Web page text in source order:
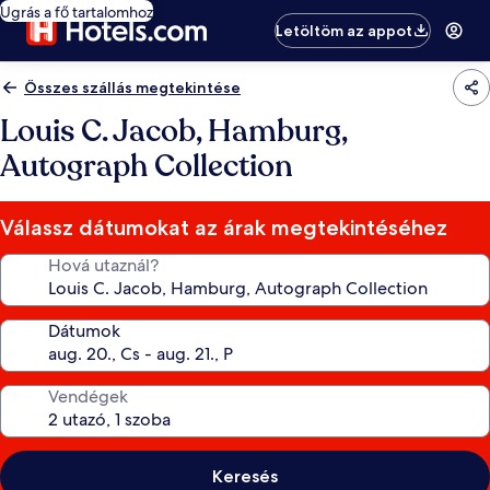
Ugrás a fő tartalomhoz
Letöltöm az appot
Összes szállás megtekintése
Louis C. Jacob, Hamburg,
Autograph Collection
Válassz dátumokat az árak megtekintéséhez
Hová utaznál?
Dátumok
Vendégek
Keresés